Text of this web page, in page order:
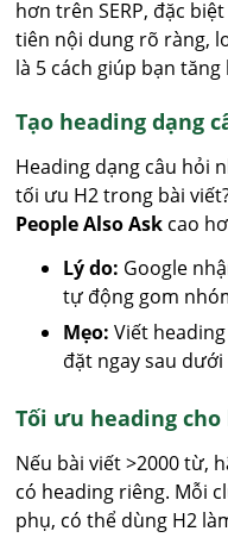
hơn trên SERP, đặc
tiên nội dung rõ ràng,
là 5 cách giúp bạn
Tạo heading dạng
Heading dạng câu hỏi
tối ưu H2 trong bài
People Also Ask cao
Lý do: Google
tự động gom
Mẹo: Viết
đặt ngay sau
Tối ưu heading
Nếu bài viết >2000 từ,
có heading riêng. Mỗi
phụ, có thể dùng H2